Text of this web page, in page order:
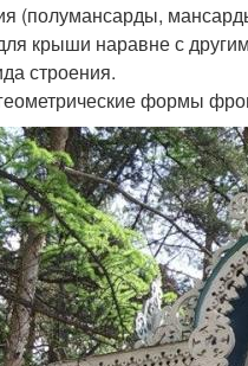
(полумансарды,
крыши наравне с
строения.
формы